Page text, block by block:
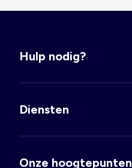
Hulp nodig?
Diensten
Onze hoogtepunten